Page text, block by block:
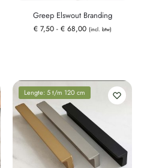
Greep Elswout Branding
€7,50 - €68,00 (incl. btw)
Lengte: 5 t/m 120 cm